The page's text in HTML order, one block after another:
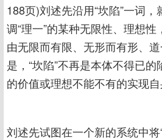
188页)刘述先沿用“坎陷”一词
调“理一”的某种无限性、理想性
由无限而有限、无形而有形、道
是，“坎陷”不再是本体不得已
的价值或理想不能不有的实现自
刘述先试图在一个新的系统中将